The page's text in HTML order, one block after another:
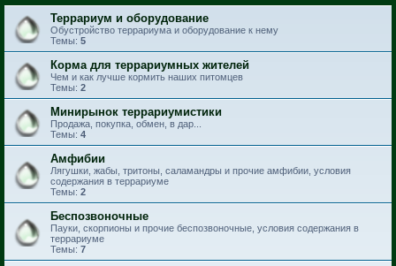
Террариум и оборудование
Обустройство террариума и оборудование к нему
Темы: 5
Корма для террариумных жителей
Чем и как лучше кормить наших питомцев
Темы: 2
Минирынок террариумистики
Продажа, покупка, обмен, в дар...
Темы: 4
Амфибии
Лягушки, жабы, тритоны, саламандры и прочие амфибии, условия
содержания в террариуме
Темы: 2
Беспозвоночные
Пауки, скорпионы и прочие беспозвоночные, условия содержания в
террариуме
Темы: 7